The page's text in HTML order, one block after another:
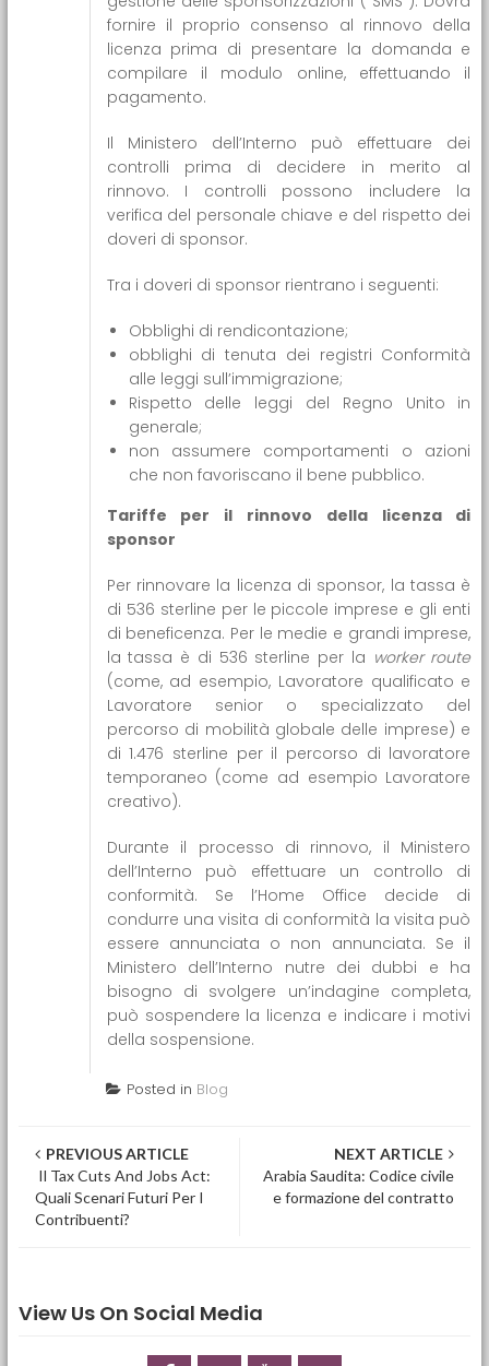
fornire il proprio consenso al rinnovo della
licenza prima di presentare la domanda e
compilare il modulo online, effettuando il
pagamento.
Il Ministero dell’Interno può effettuare dei
controlli prima di decidere in merito al
rinnovo. I controlli possono includere la
verifica del personale chiave e del rispetto dei
doveri di sponsor.
Tra i doveri di sponsor rientrano i seguenti:
Obblighi di rendicontazione;
obblighi di tenuta dei registri Conformità
alle leggi sull’immigrazione;
Rispetto delle leggi del Regno Unito in
generale;
non assumere comportamenti o azioni
che non favoriscano il bene pubblico.
Tariffe per il rinnovo della licenza di
sponsor
Per rinnovare la licenza di sponsor, la tassa è
di 536 sterline per le piccole imprese e gli enti
di beneficenza. Per le medie e grandi imprese,
la tassa è di 536 sterline per la worker route
(come, ad esempio, Lavoratore qualificato e
Lavoratore senior o specializzato del
percorso di mobilità globale delle imprese) e
di 1.476 sterline per il percorso di lavoratore
temporaneo (come ad esempio Lavoratore
creativo).
Durante il processo di rinnovo, il Ministero
dell’Interno può effettuare un controllo di
conformità. Se l’Home Office decide di
condurre una visita di conformità la visita può
essere annunciata o non annunciata. Se il
Ministero dell’Interno nutre dei dubbi e ha
bisogno di svolgere un’indagine completa,
può sospendere la licenza e indicare i motivi
della sospensione.
Posted in Blog
Post navigation
PREVIOUS ARTICLE
Il Tax Cuts And Jobs Act:
Quali Scenari Futuri Per I
Contribuenti?
NEXT ARTICLE
Arabia Saudita: Codice civile
e formazione del contratto
View Us On Social Media